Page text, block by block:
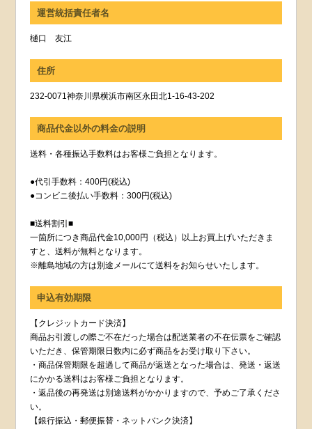
運営統括責任者名
樋口 友江
住所
232-0071神奈川県横浜市南区永田北1-16-43-202
商品代金以外の料金の説明
送料・各種振込手数料はお客様ご負担となります。
●代引手数料：400円(税込)
●コンビニ後払い手数料：300円(税込)
■送料割引■
一箇所につき商品代金10,000円（税込）以上お買上げいただきま
すと、送料が無料となります。
※離島地域の方は別途メールにて送料をお知らせいたします。
申込有効期限
【クレジットカード決済】
商品お引渡しの際ご不在だった場合は配送業者の不在伝票をご確認
いただき、保管期限日数内に必ず商品をお受け取り下さい。
・商品保管期限を超過して商品が返送となった場合は、発送・返送
にかかる送料はお客様ご負担となります。
・返品後の再発送は別途送料がかかりますので、予めご了承くださ
い。
【銀行振込・郵便振替・ネットバンク決済】